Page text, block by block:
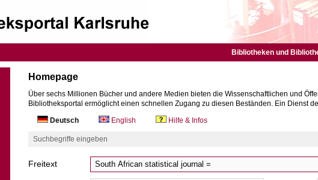
Bibliotheken und
Homepage
Über sechs Millionen Bücher und andere Medien bieten die Wissenschaftlichen und
Bibliotheksportal ermöglicht einen schnellen Zugang zu diesen Beständen. Ein Dienst
Deutsch
English Hilfe & Infos
Suchbegriffe eingeben
Freitext